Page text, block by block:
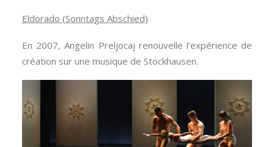
Eldorado (Sonntags Abschied)
En 2007, Angelin Preljocaj renouvelle l’expérience de
création sur une musique de Stockhausen.